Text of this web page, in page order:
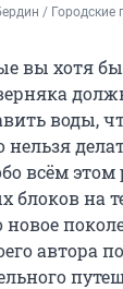
/ Городские
вы хотя
воды,
нельзя
всём
блоков на
новое
автора